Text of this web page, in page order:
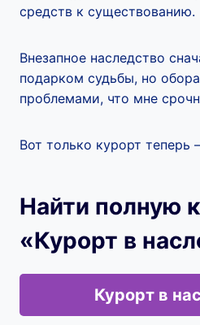
средств к существованию.
Внезапное наследство
подарком судьбы, но
проблемами, что мне
Вот только курорт теперь
Найти полную
«Курорт в
Курорт в